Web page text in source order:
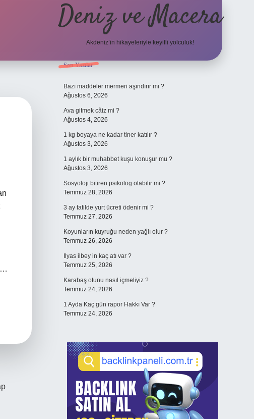
Deniz ve Macera
Akdeniz’in hikayeleriyle keyifli yolculuk!
Sidebar
Son Yazılar
Bazı maddeler mermeri aşındırır mı ?
Ağustos 6, 2026
Ava gitmek câiz mi ?
Ağustos 4, 2026
1 kg boyaya ne kadar tiner katılır ?
Ağustos 3, 2026
1 aylık bir muhabbet kuşu konuşur mu ?
Ağustos 3, 2026
Sosyoloji bitiren psikolog olabilir mi ?
Temmuz 28, 2026
3 ay tatilde yurt ücreti ödenir mi ?
Temmuz 27, 2026
Koyunların kuyruğu neden yağlı olur ?
Temmuz 26, 2026
Ilyas ilbey in kaç atı var ?
Temmuz 25, 2026
Karabaş otunu nasıl içmeliyiz ?
Temmuz 24, 2026
1 Ayda Kaç gün rapor Hakkı Var ?
Temmuz 24, 2026